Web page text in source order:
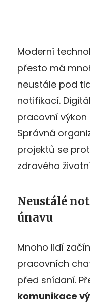
Moderní
přesto má
neustále pod
notifikací.
pracovní
Správná
projektů se
zdravého
Neustálé
únavu
Mnoho lidí
pracovních
před snídaní.
komunikace